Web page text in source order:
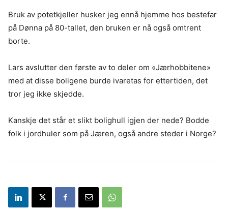
Bruk av potetkjeller husker jeg ennå hjemme hos bestefar
på Dønna på 80-tallet, den bruken er nå også omtrent
borte.
Lars avslutter den første av to deler om «Jærhobbitene»
med at disse boligene burde ivaretas for ettertiden, det
tror jeg ikke skjedde.
Kanskje det står et slikt bolighull igjen der nede? Bodde
folk i jordhuler som på Jæren, også andre steder i Norge?